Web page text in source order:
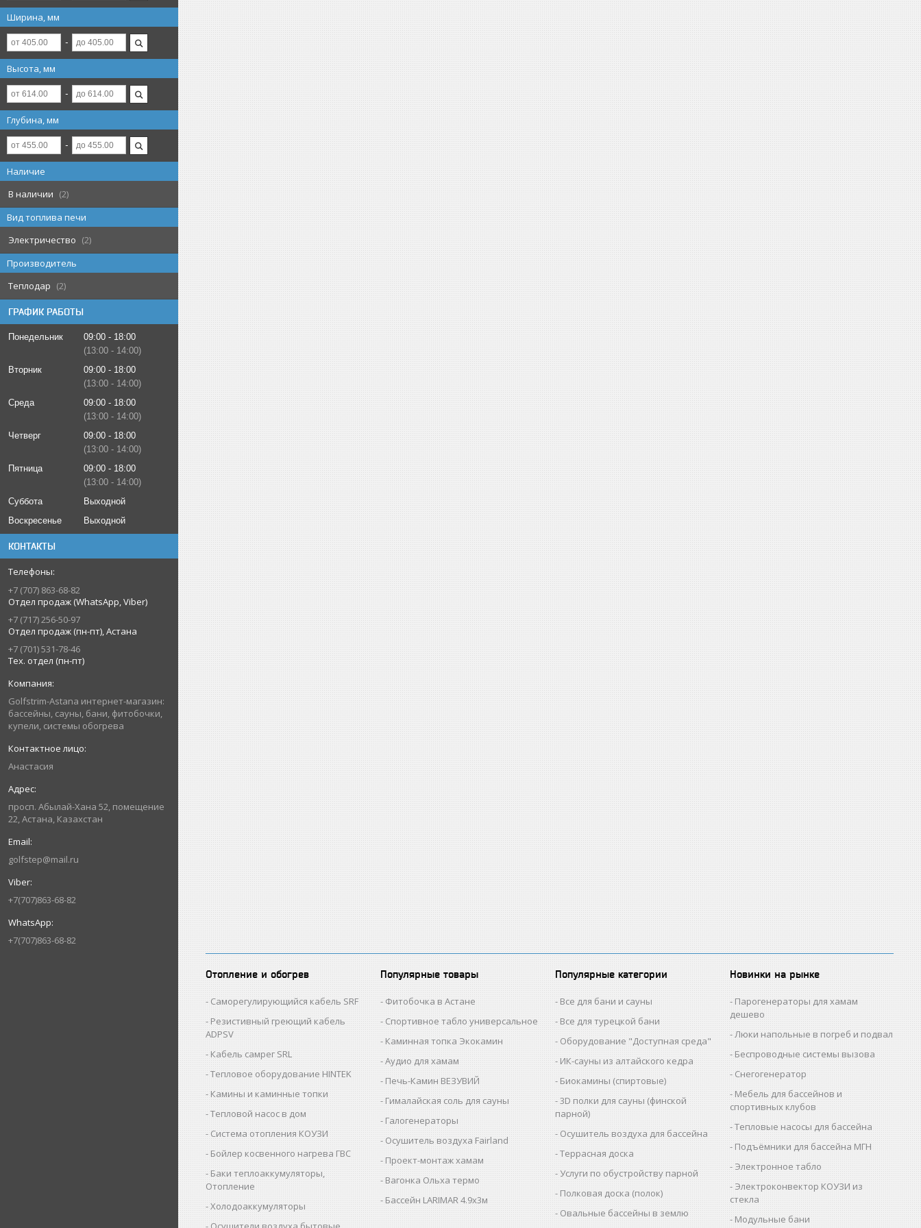
Ширина, мм
Высота, мм
Глубина, мм
Наличие
В наличии
2
Вид топлива печи
Электричество
2
Производитель
Теплодар
2
ГРАФИК РАБОТЫ
Понедельник 09:00
18:00
13:00
14:00
Вторник
09:00
18:00
13:00
14:00
Среда
09:00
18:00
13:00
14:00
Четверг
09:00
18:00
13:00
14:00
Пятница
09:00
18:00
13:00
14:00
Суббота
Выходной
Воскресенье
Выходной
КОНТАКТЫ
+7 (707) 863-68-82
Отдел продаж (WhatsApp, Viber)
+7 (717) 256-50-97
Отдел продаж (пн-пт), Астана
+7 (701) 531-78-46
Тех. отдел (пн-пт)
Golfstrim-Astana интернет-магазин:
бассейны, сауны, бани, фитобочки,
купели, системы обогрева
Анастасия
просп. Абылай-Хана 52, помещение
22, Астана, Казахстан
golfstep@mail.ru
+7(707)863-68-82
+7(707)863-68-82
Отопление и обогрев
Саморегулирующийся кабель SRF
Резистивный греющий кабель
ADPSV
Кабель самрег SRL
Тепловое оборудование HINTEK
Камины и каминные топки
Тепловой насос в дом
Система отопления КОУЗИ
Бойлер косвенного нагрева ГВС
Баки теплоаккумуляторы,
Отопление
Холодоаккумуляторы
Популярные товары
Фитобочка в Астане
Спортивное табло универсальное
Каминная топка Экокамин
Аудио для хамам
Печь-Камин ВЕЗУВИЙ
Гималайская соль для сауны
Галогенераторы
Осушитель воздуха Fairland
Проект-монтаж хамам
Вагонка Ольха термо
Бассейн LARIMAR 4.9х3м
Популярные категории
Все для бани и сауны
Все для турецкой бани
Оборудование "Доступная среда"
ИК-сауны из алтайского кедра
Биокамины (спиртовые)
3D полки для сауны (финской
парной)
Осушитель воздуха для бассейна
Террасная доска
Услуги по обустройству парной
Полковая доска (полок)
Овальные бассейны в землю
Новинки на рынке
Парогенераторы для хамам
дешево
Люки напольные в погреб и подвал
Беспроводные системы вызова
Снегогенератор
Мебель для бассейнов и
спортивных клубов
Тепловые насосы для бассейна
Подъёмники для бассейна МГН
Электронное табло
Электроконвектор КОУЗИ из
стекла
Модульные бани